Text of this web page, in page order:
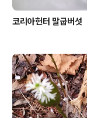
코리아헌터 말굽버섯